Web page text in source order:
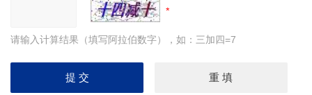
请输入计算结果（填写阿拉伯数字），如：三加四=7